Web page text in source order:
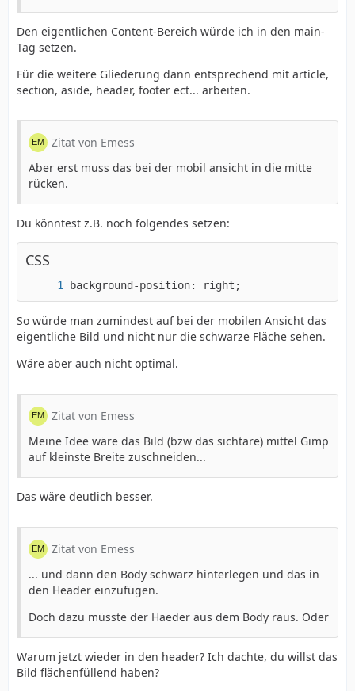
Den eigentlichen Content-Bereich würde ich in den main-
Tag setzen.
Für die weitere Gliederung dann entsprechend mit article,
section, aside, header, footer ect... arbeiten.
Zitat von Emess
Aber erst muss das bei der mobil ansicht in die mitte
rücken.
Du könntest z.B. noch folgendes setzen:
CSS
background-position: right;
So würde man zumindest auf bei der mobilen Ansicht das
eigentliche Bild und nicht nur die schwarze Fläche sehen.
Wäre aber auch nicht optimal.
Zitat von Emess
Meine Idee wäre das Bild (bzw das sichtare) mittel Gimp
auf kleinste Breite zuschneiden...
Das wäre deutlich besser.
Zitat von Emess
... und dann den Body schwarz hinterlegen und das in
den Header einzufügen.
Doch dazu müsste der Haeder aus dem Body raus. Oder
Warum jetzt wieder in den header? Ich dachte, du willst das
Bild flächenfüllend haben?